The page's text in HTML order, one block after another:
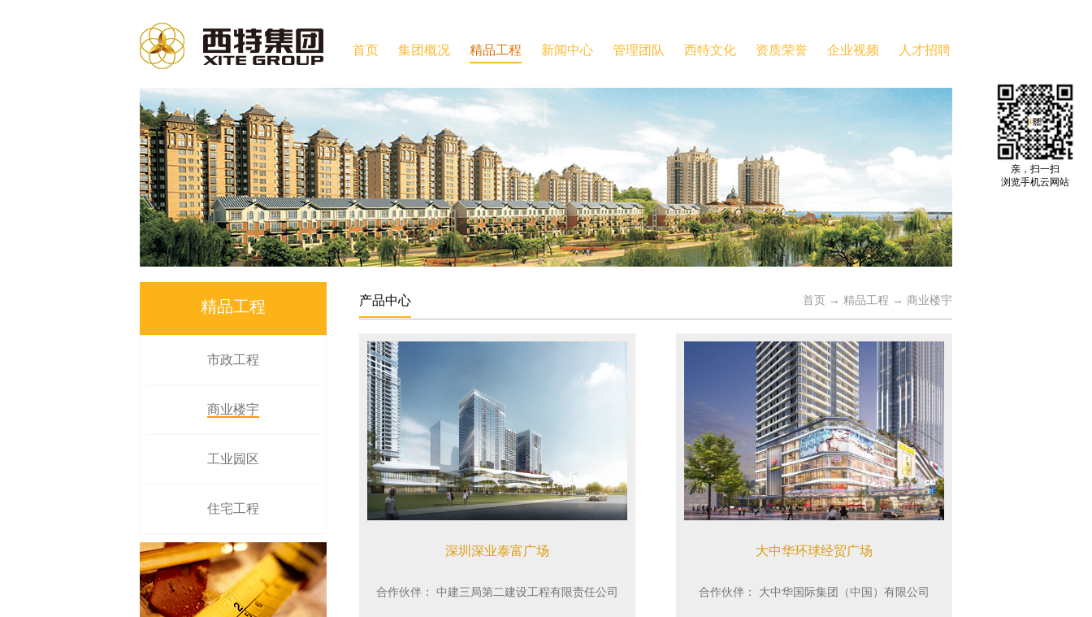
首页 集团概况 精品工程 新闻中心 管理团队 西特文化 资质荣誉 企业视频 人才招聘
精品工程
市政工程
商业楼宇
工业园区
住宅工程
产品中心 首页 → 精品工程 → 商业楼宇
深圳深业泰富广场
合作伙伴： 中建三局第二建设工程有限责任公司
大中华环球经贸广场
合作伙伴： 大中华国际集团（中国）有限公司
亲，扫一扫
浏览手机云网站